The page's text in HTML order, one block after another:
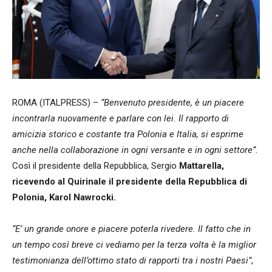
ROMA (ITALPRESS) – “Benvenuto presidente, è un piacere
incontrarla nuovamente e parlare con lei. Il rapporto di
amicizia storico e costante tra Polonia e Italia, si esprime
anche nella collaborazione in ogni versante e in ogni settore”.
Così il presidente della Repubblica, Sergio Mattarella,
ricevendo al Quirinale il presidente della Repubblica di
Polonia, Karol Nawrocki.
“E’ un grande onore e piacere poterla rivedere. Il fatto che in
un tempo così breve ci vediamo per la terza volta è la miglior
testimonianza dell’ottimo stato di rapporti tra i nostri Paesi”,